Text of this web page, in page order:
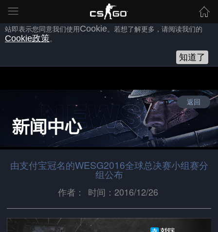
为向您提供良好的网站使用体验，完美世界网站会使用自身或第三方
，以作为安全、技术、分析、推广等之用。继续浏览本网
站即表示您同意我们使用Cookie。若想了解更多，请阅读我们的
Cookie政策。
知道了
返回
由支付宝冠名的WESG2016全球总决赛小组赛分
组公布
作者： 时间：2016/12/26